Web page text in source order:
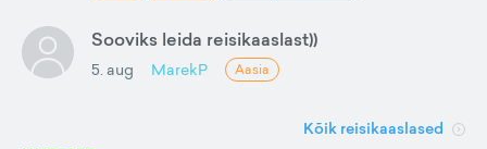
Sooviks leida reisikaaslast))
5. aug MarekP Aasia
Kõik reisikaaslased